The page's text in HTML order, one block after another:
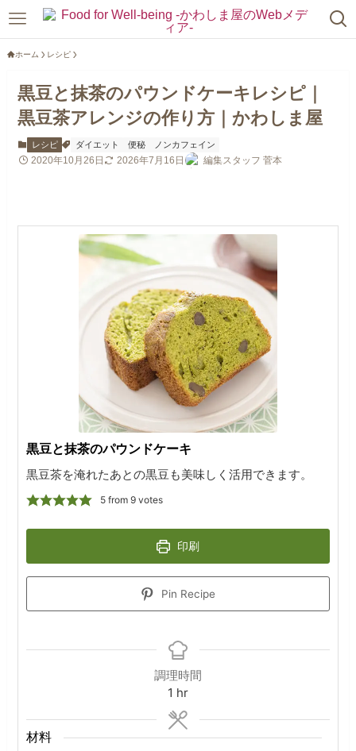
ホーム レシピ
黒豆と抹茶のパウンドケーキレシピ｜
黒豆茶アレンジの作り方｜かわしま屋
レシピ ダイエット 便秘 ノンカフェイン
2020年10月26日 2026年7月16日 編集スタッフ 菅本
黒豆と抹茶のパウンドケーキ
黒豆茶を淹れたあとの黒豆も美味しく活用できます。
5from 9votes
印刷
Pin Recipe
調理時間
1 hour
hr
材料